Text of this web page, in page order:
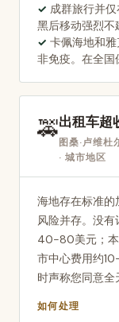
成群旅行并
黑后移动强烈不
卡佩海地和雅
非免疫。在全国
🚕出租车超
图桑·卢维杜
· 城市地区
海地存在标准的
风险并存。没有
40-80美元；本
市中心费用约
时声称您同意全
如何处理